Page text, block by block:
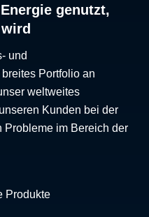
genutzt,
und
Portfolio an
weltweites
Kunden bei der
Probleme im Bereich der
Produkte